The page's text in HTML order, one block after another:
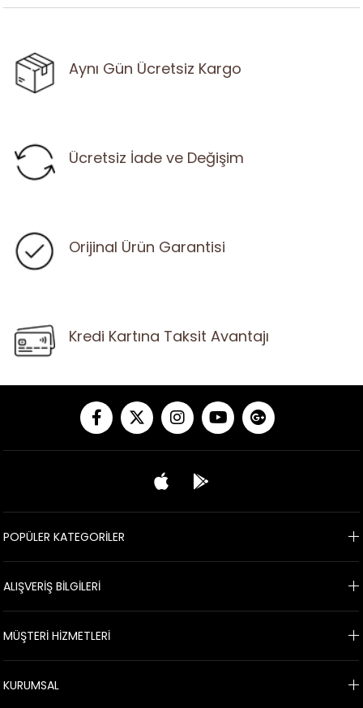
Aynı Gün Ücretsiz Kargo
Ücretsiz İade ve Değişim
Orijinal Ürün Garantisi
Kredi Kartına Taksit Avantajı
POPÜLER KATEGORİLER
ALIŞVERİŞ BİLGİLERİ
MÜŞTERİ HİZMETLERİ
KURUMSAL